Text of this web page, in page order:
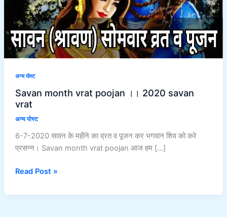
अन्य पोस्ट
Savan month vrat poojan ।। 2020 savan
vrat
अन्य पोस्ट
6-7-2020 सावन के महीने का व्रत व पूजन कर भगवान शिव को करे
प्रसन्न। Savan month vrat poojan आज‌‌ हम […]
vrat
Read Post »